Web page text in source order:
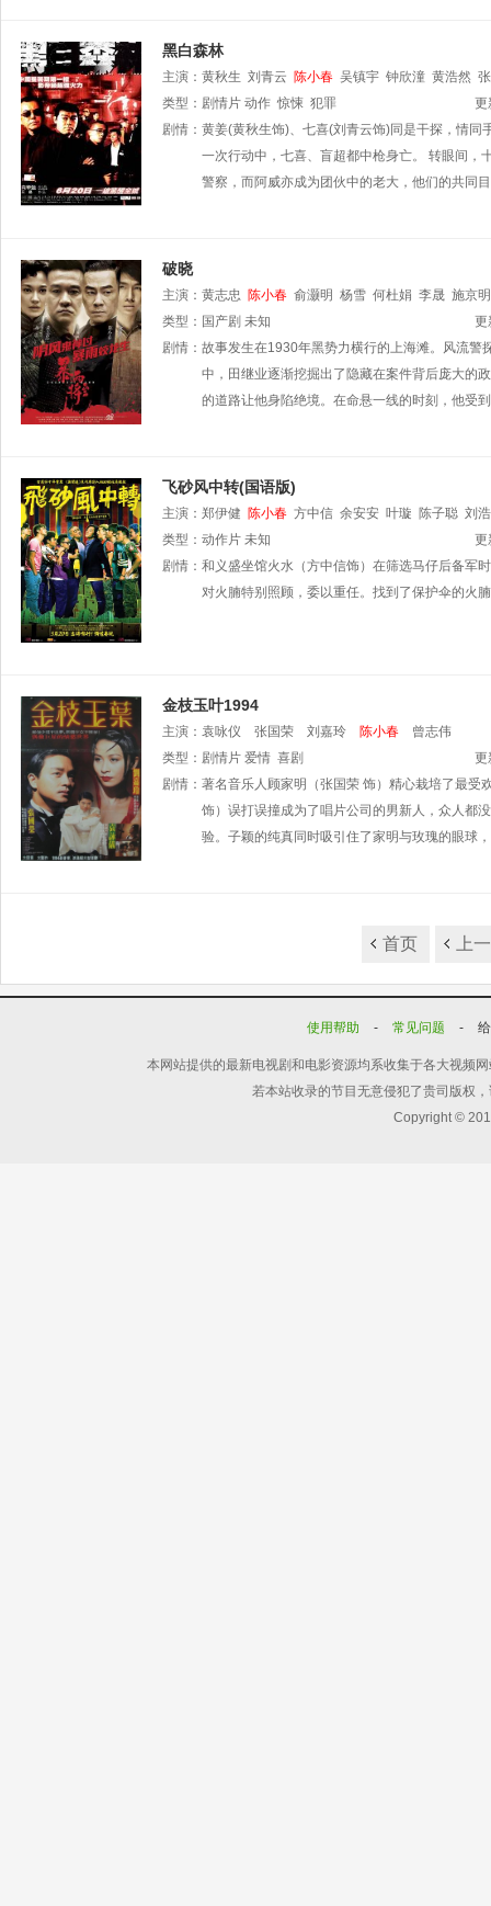
黑白森林
主演： 黄秋生 刘青云 陈小春 吴镇宇 钟欣潼 黄浩然
类型： 剧情片 动作 惊悚 犯罪
更
剧情： 黄姜(黄秋生饰)、七喜(刘青云饰)同是干探，情
一次行动中，七喜、盲超都中枪身亡。 转眼间，
警察，而阿威亦成为团伙中的老大，他们的共同
破晓
主演： 黄志忠 陈小春 俞灏明 杨雪 何杜娟 李晟 施京明
类型： 国产剧 未知
更
剧情： 故事发生在1930年黑势力横行的上海滩。风流警
中，田继业逐渐挖掘出了隐藏在案件背后庞大的
的道路让他身陷绝境。在命悬一线的时刻，他受
飞砂风中转(国语版)
主演： 郑伊健 陈小春 方中信 余安安 叶璇 陈子聪 刘
类型： 动作片 未知
更
剧情： 和义盛坐馆火水（方中信饰）在筛选马仔后备军
对火腩特别照顾，委以重任。找到了保护伞的火
金枝玉叶1994
主演： 袁咏仪 张国荣 刘嘉玲 陈小春
曾志伟
类型： 剧情片 爱情 喜剧
更
剧情： 著名音乐人顾家明（张国荣 饰）精心栽培了最受
饰）误打误撞成为了唱片公司的男新人，众人都
验。子颖的纯真同时吸引住了家明与玫瑰的眼球
首页 上
使用帮助 - 常见问题 -
本网站提供的最新电视剧和电影资源均系收集于各大视频
若本站收录的节目无意侵犯了贵司版权
Copyright ©